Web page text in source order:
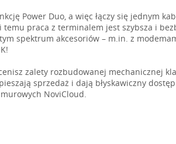
Power Duo, a więc łączy się jednym
praca z terminalem jest szybsza i
spektrum akcesoriów – m.in. z
zalety rozbudowanej mechanicznej
sprzedaż i dają błyskawiczny
NoviCloud.